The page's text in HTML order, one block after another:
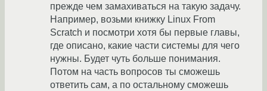
прежде чем замахиваться на такую задачу.
Например, возьми книжку Linux From
Scratch и посмотри хотя бы первые главы,
где описано, какие части системы для чего
нужны. Будет чуть больше понимания.
Потом на часть вопросов ты сможешь
ответить сам, а по остальному сможешь